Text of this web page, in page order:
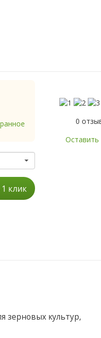
0
Оставить
клик
зерновых культур,